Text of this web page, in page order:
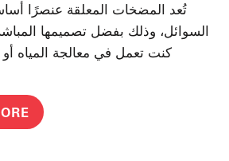
تُعد المضخات المعلقة عنصرًا
السوائل، وذلك بفضل تصميمها المباشر
كنت تعمل في معالجة المياه أو